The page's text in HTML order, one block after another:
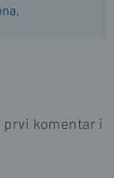
komentar i